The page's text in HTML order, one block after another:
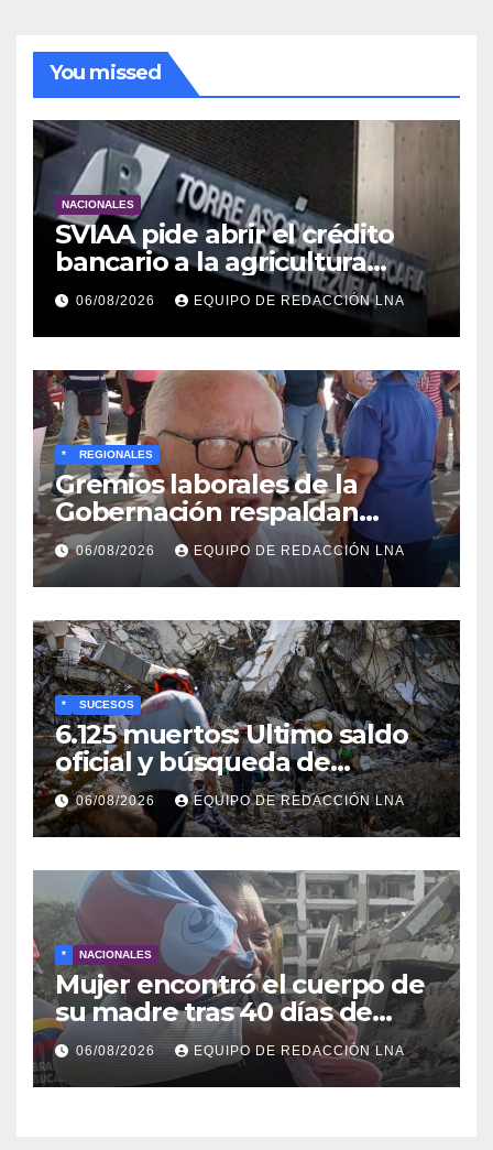
You missed
NACIONALES
SVIAA pide abrir el crédito
bancario a la agricultura
familiar en Venezuela
06/08/2026 EQUIPO DE REDACCIÓN LNA
* REGIONALES
Gremios laborales de la
Gobernación respaldan
propuesta de Bono
Recreativo de 100 dólares
para jubilados, pensionados y
activos
06/08/2026 EQUIPO DE REDACCIÓN LNA
* SUCESOS
6.125 muertos: Ultimo saldo
oficial y búsqueda de
cadáveres continúa entre los
escombros
06/08/2026 EQUIPO DE REDACCIÓN LNA
* NACIONALES
Mujer encontró el cuerpo de
su madre tras 40 días de
búsqueda en Tanaguarena
06/08/2026 EQUIPO DE REDACCIÓN LNA